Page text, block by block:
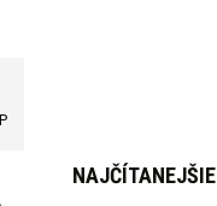
NAJČÍTANEJŠIE